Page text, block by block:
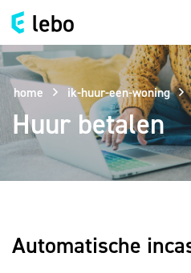
home ik-huur-een-woning
Huur betalen
Automatische